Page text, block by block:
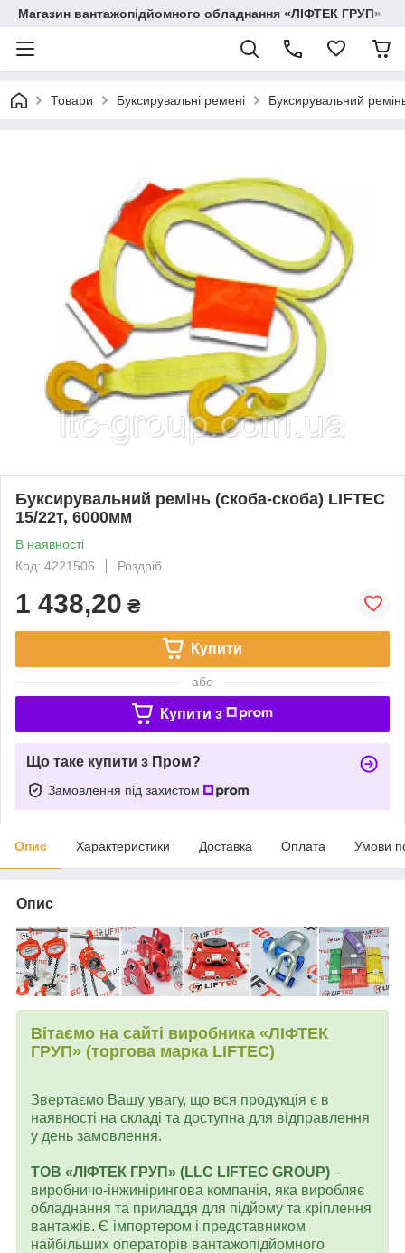
Магазин вантажопідйомного обладнання «ЛІФТЕК ГРУП»
Товари Буксирувальні ремені Буксирувальний
Буксирувальний ремінь (скоба-скоба) LIFTEC
15/22т, 6000мм
В наявності
Код: 4221506
Роздріб
1 438,20 ₴
Купити
або
Купити з
Що таке купити з Пром?
Замовлення під захистом
Опис Характеристики Доставка Оплата Умови
Опис
Вітаємо на сайті виробника «ЛІФТЕК
ГРУП» (торгова марка LIFTEC)
Звертаємо Вашу увагу, що вся продукція є в
наявності на складі та доступна для відправлення
у день замовлення.
ТОВ «ЛІФТЕК ГРУП» (LLC LIFTEC GROUP) –
виробничо-інжинірингова компанія, яка виробляє
обладнання та приладдя для підйому та кріплення
вантажів. Є імпортером і представником
найбільших операторів вантажопідйомного